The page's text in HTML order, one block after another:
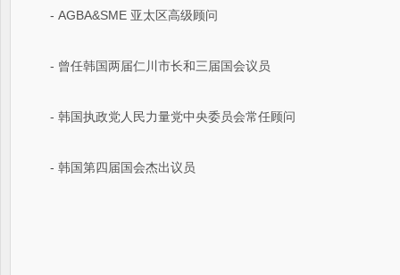
- AGBA&SME 亚太区高级顾问
- 曾任韩国两届仁川市长和三届国会议员
- 韩国执政党人民力量党中央委员会常任顾问
- 韩国第四届国会杰出议员